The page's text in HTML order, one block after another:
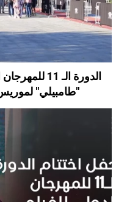
الدورة الـ
"طامبيلي"